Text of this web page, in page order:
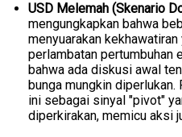
USD Melemah (Skenario
mengungkapkan bahwa
menyuarakan
perlambatan pertumbuhan
bahwa ada diskusi awal
bunga mungkin
ini sebagai sinyal "pivot"
diperkirakan, memicu aksi